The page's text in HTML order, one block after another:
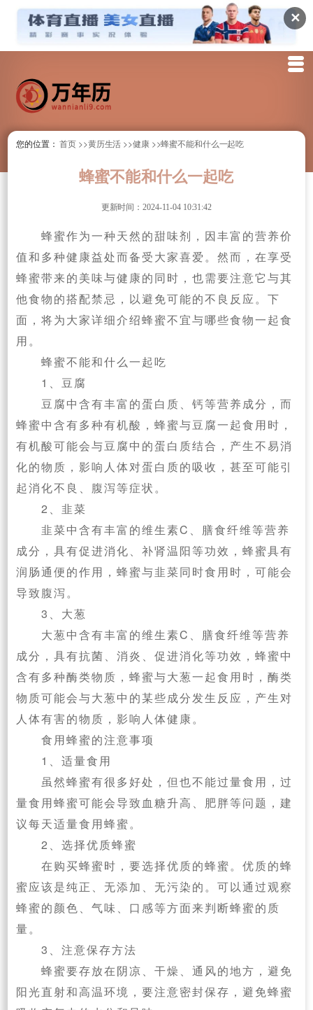
✕
您的位置：首页 >>黄历生活 >>健康 >>蜂蜜不能和什么一起吃
蜂蜜不能和什么一起吃
更新时间：2024-11-04 10:31:42
蜂蜜作为一种天然的甜味剂，因丰富的营养价
值和多种健康益处而备受大家喜爱。然而，在享受
蜂蜜带来的美味与健康的同时，也需要注意它与其
他食物的搭配禁忌，以避免可能的不良反应。下
面，将为大家详细介绍蜂蜜不宜与哪些食物一起食
用。
蜂蜜不能和什么一起吃
1、豆腐
豆腐中含有丰富的蛋白质、钙等营养成分，而
蜂蜜中含有多种有机酸，蜂蜜与豆腐一起食用时，
有机酸可能会与豆腐中的蛋白质结合，产生不易消
化的物质，影响人体对蛋白质的吸收，甚至可能引
起消化不良、腹泻等症状。
2、韭菜
韭菜中含有丰富的维生素C、膳食纤维等营养
成分，具有促进消化、补肾温阳等功效，蜂蜜具有
润肠通便的作用，蜂蜜与韭菜同时食用时，可能会
导致腹泻。
3、大葱
大葱中含有丰富的维生素C、膳食纤维等营养
成分，具有抗菌、消炎、促进消化等功效，蜂蜜中
含有多种酶类物质，蜂蜜与大葱一起食用时，酶类
物质可能会与大葱中的某些成分发生反应，产生对
人体有害的物质，影响人体健康。
食用蜂蜜的注意事项
1、适量食用
虽然蜂蜜有很多好处，但也不能过量食用，过
量食用蜂蜜可能会导致血糖升高、肥胖等问题，建
议每天适量食用蜂蜜。
2、选择优质蜂蜜
在购买蜂蜜时，要选择优质的蜂蜜。优质的蜂
蜜应该是纯正、无添加、无污染的。可以通过观察
蜂蜜的颜色、气味、口感等方面来判断蜂蜜的质
量。
3、注意保存方法
蜂蜜要存放在阴凉、干燥、通风的地方，避免
阳光直射和高温环境，要注意密封保存，避免蜂蜜